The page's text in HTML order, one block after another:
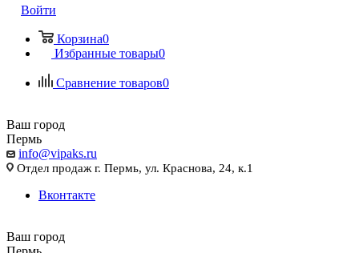
Войти
Корзина0
Избранные товары0
Сравнение товаров0
Ваш город
Пермь
info@vipaks.ru
Отдел продаж г. Пермь, ул. Краснова, 24, к.1
Вконтакте
Ваш город